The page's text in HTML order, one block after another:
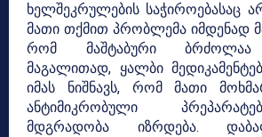
ხელშეკრულების საჭიროებასაც
მათი თქმით პრობლემა იმდენად
რომ მაშტაბური ბრძოლაა
მაგალითად, ყალბი
იმას ნიშნავს, რომ მათი
ანტიმიკრობული
მდგრადობა იზრდება.